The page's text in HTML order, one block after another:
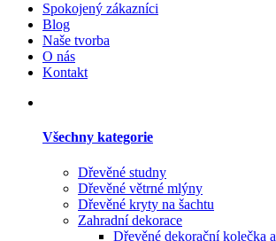
Spokojený zákazníci
Blog
Naše tvorba
O nás
Kontakt
Všechny kategorie
Dřevěné studny
Dřevěné větrné mlýny
Dřevěné kryty na šachtu
Zahradní dekorace
Dřevěné dekorační kolečka